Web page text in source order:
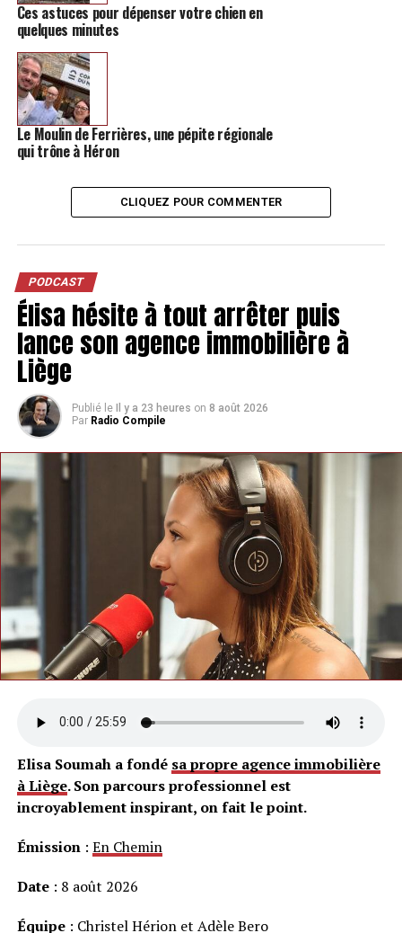
Ces astuces pour dépenser votre chien en
quelques minutes
Le Moulin de Ferrières, une pépite régionale
qui trône à Héron
CLIQUEZ POUR COMMENTER
PODCAST
Élisa hésite à tout arrêter puis
lance son agence immobilière à
Liège
Publié le Il y a 23 heures on 8 août 2026
Par Radio Compile
Elisa Soumah a fondé sa propre agence immobilière
à Liège. Son parcours professionnel est
incroyablement inspirant, on fait le point.
Émission: En Chemin
Date: 8 août 2026
Équipe: Christel Hérion et Adèle Bero